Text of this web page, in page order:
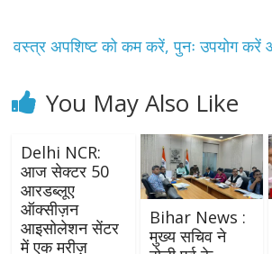
वस्त्र अपशिष्ट को कम करें, पुनः उपयोग करें
You May Also Like
Delhi NCR:
आज सेक्टर 50
आरडब्लूए
ऑक्सीज़न
आइसोलेशन सेंटर
में एक मरीज़
Bihar News :
मुख्य सचिव ने